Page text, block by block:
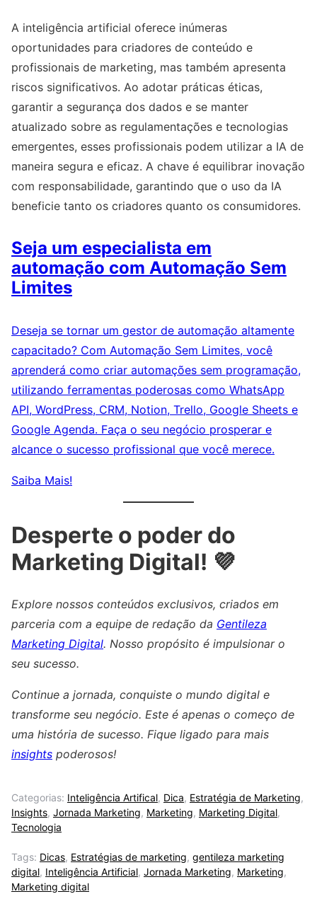
A inteligência artificial oferece inúmeras
oportunidades para criadores de conteúdo e
profissionais de marketing, mas também apresenta
riscos significativos. Ao adotar práticas éticas,
garantir a segurança dos dados e se manter
atualizado sobre as regulamentações e tecnologias
emergentes, esses profissionais podem utilizar a IA de
maneira segura e eficaz. A chave é equilibrar inovação
com responsabilidade, garantindo que o uso da IA
beneficie tanto os criadores quanto os consumidores.
Seja um especialista em
automação com Automação Sem
Limites
Deseja se tornar um gestor de automação altamente
capacitado? Com Automação Sem Limites, você
aprenderá como criar automações sem programação,
utilizando ferramentas poderosas como WhatsApp
API, WordPress, CRM, Notion, Trello, Google Sheets e
Google Agenda. Faça o seu negócio prosperar e
alcance o sucesso profissional que você merece.
Saiba Mais!
Desperte o poder do
Marketing Digital! 💜
Explore nossos conteúdos exclusivos, criados em
parceria com a equipe de redação da Gentileza
Marketing Digital. Nosso propósito é impulsionar o
seu sucesso.
Continue a jornada, conquiste o mundo digital e
transforme seu negócio. Este é apenas o começo de
uma história de sucesso. Fique ligado para mais
insights poderosos!
Categorias: Inteligência Artifical, Dica, Estratégia de Marketing,
Insights, Jornada Marketing, Marketing, Marketing Digital,
Tecnologia
Tags: Dicas, Estratégias de marketing, gentileza marketing
digital, Inteligência Artificial, Jornada Marketing, Marketing,
Marketing digital